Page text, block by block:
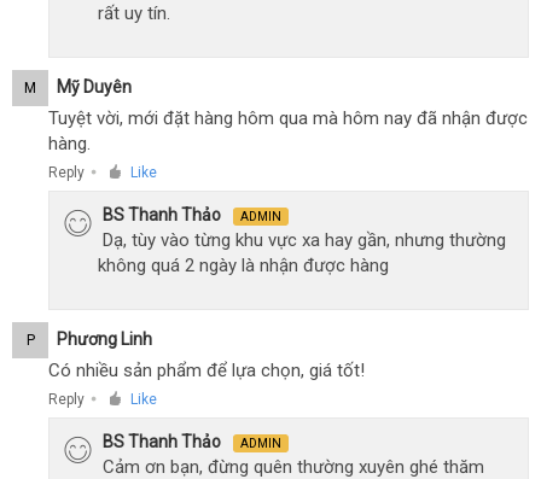
rất uy tín.
M Mỹ Duyên
Tuyệt vời, mới đặt hàng hôm qua mà hôm nay đã nhận được
hàng.
Reply ● Like
BS Thanh Thảo ADMIN
Dạ, tùy vào từng khu vực xa hay gần, nhưng thường
không quá 2 ngày là nhận được hàng
P Phương Linh
Có nhiều sản phẩm để lựa chọn, giá tốt!
Reply ● Like
BS Thanh Thảo ADMIN
Cảm ơn bạn, đừng quên thường xuyên ghé thăm